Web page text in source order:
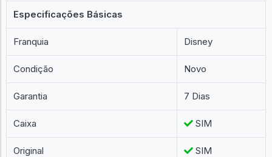
Especificações Básicas
Franquia Disney
Condição Novo
Garantia 7 Dias
Caixa SIM
Original SIM